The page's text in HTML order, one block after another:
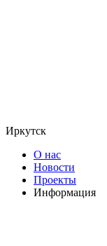
Иркутск
О нас
Новости
Проекты
Информация